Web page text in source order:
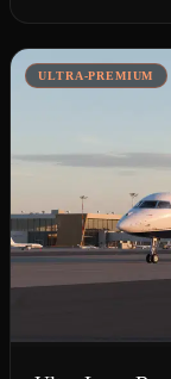
ULTRA-PREMIUM